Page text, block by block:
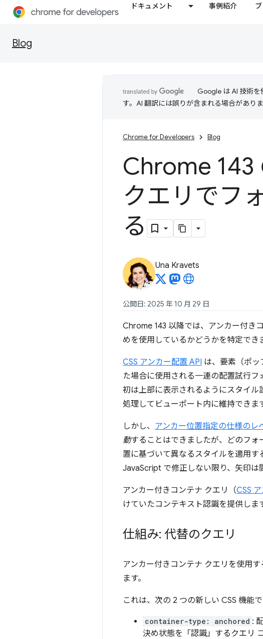
ドキュメント 事例紹介
Blog
Google は AI 技術を
す。AI 翻訳には誤りが含まれる場合がありま
Chrome for Developers Blog
Chrome 143
クエリでフ
る
Una Kravets
公開日: 2025 年 10 月 29 日
Chrome 143 以降では、アンカー付き
めを使用しているかどうかを特定でき
CSS アンカー配置 API は、要素（ポッ
た場合に使用される一連の配置試行
初は上部に表示されるようにスタイ
処理してビューポート内に維持できま
しかし、 アンカー位置指定の仕様のレ
動することはできましたが、どのフ
置に基づいて異なるスタイルを適用す
JavaScript で修正しない限り、矢印は
アンカー付きコンテナ クエリ（CSS
けていたコンテキスト認識を提供しま
仕組み: 代替のクエリ
アンカー付きコンテナ クエリを使用
ます。
これは、次の 2 つの新しい CSS 機能
container-type: anchored :
決め状態を「認識」するクエリ